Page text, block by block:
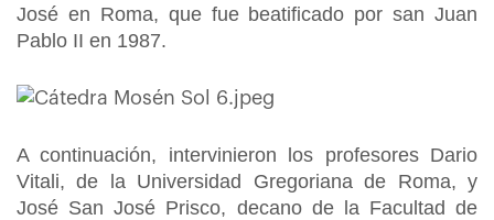
José en Roma, que fue beatificado por san Juan
Pablo II en 1987.
A continuación, intervinieron los profesores Dario
Vitali, de la Universidad Gregoriana de Roma, y
José San José Prisco, decano de la Facultad de